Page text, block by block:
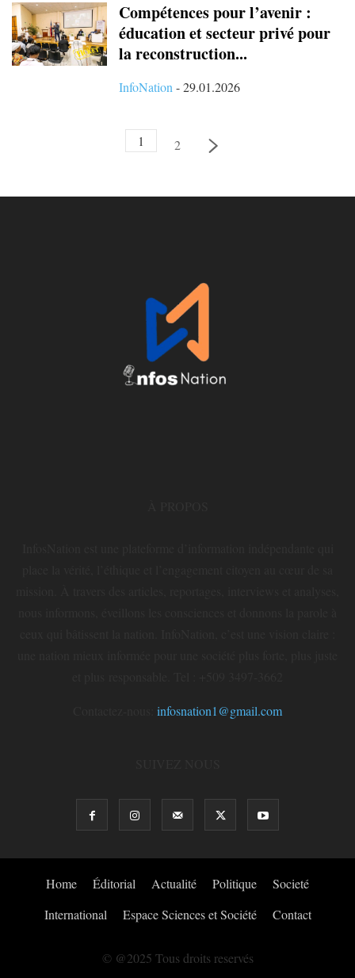
Compétences pour l’avenir :
éducation et secteur privé pour
la reconstruction...
InfoNation -29.01.2026
1 2
infosnation1@gmail.com
Home Éditorial Actualité Politique
Societé
International
Espace Sciences et Société Contact
© @2025 Tous droits reservés